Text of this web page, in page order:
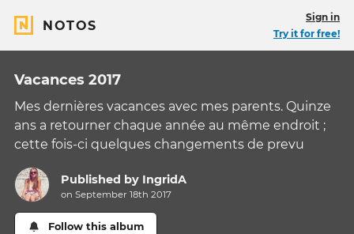
NOTOS
Sign in
Try it for free!
Vacances 2017
Mes dernières vacances avec mes parents. Quinze
ans a retourner chaque année au même endroit ;
cette fois-ci quelques changements de prevu
Published by IngridA
on September 18th 2017
Follow this album